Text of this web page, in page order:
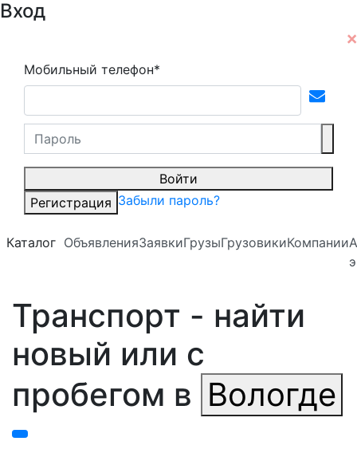
Вход
Мобильный телефон*
Войти
Регистрация Забыли пароль?
Каталог ОбъявленияЗаявкиГрузыГрузовикиКомпании
Транспорт - найти
новый или с
пробегом в Вологде